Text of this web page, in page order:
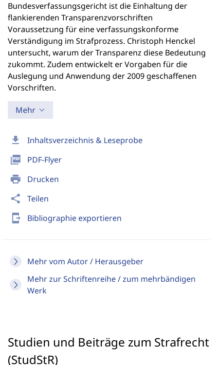
download Inhaltsverzeichnis & Leseprobe
picture_as_pdf PDF-Flyer
print Drucken
share Teilen
send_to_mobile Bibliographie exportieren
Mehr vom Autor / Herausgeber
Mehr zur Schriftenreihe / zum mehrbändigen
Werk
Bundesverfassungsgericht ist die Einhaltung der
flankierenden Transparenzvorschriften
Voraussetzung für eine verfassungskonforme
Verständigung im Strafprozess. Christoph Henckel
untersucht, warum der Transparenz diese Bedeutung
zukommt. Zudem entwickelt er Vorgaben für die
Auslegung und Anwendung der 2009 geschaffenen
Vorschriften.
Mehr
Studien und Beiträge zum Strafrecht
(StudStR)